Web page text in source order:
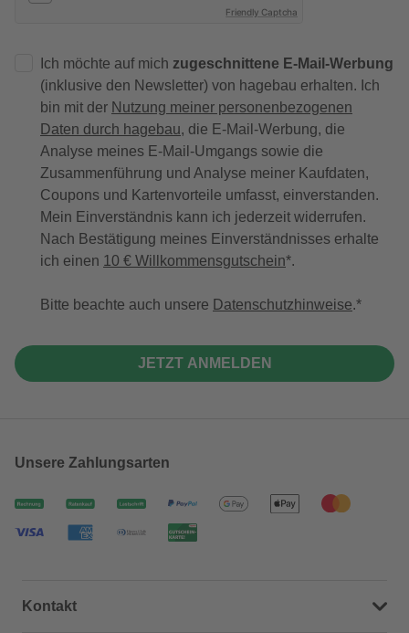
Friendly Captcha
Ich möchte auf mich zugeschnittene E-Mail-Werbung
(inklusive den Newsletter) von hagebau erhalten. Ich
bin mit der Nutzung meiner personenbezogenen
Daten durch hagebau, die E-Mail-Werbung, die
Analyse meines E-Mail-Umgangs sowie die
Zusammenführung und Analyse meiner Kaufdaten,
Coupons und Kartenvorteile umfasst, einverstanden.
Mein Einverständnis kann ich jederzeit widerrufen.
Nach Bestätigung meines Einverständnisses erhalte
ich einen 10 € Willkommensgutschein*.
Bitte beachte auch unsere Datenschutzhinweise.
JETZT ANMELDEN
Unsere Zahlungsarten
Kontakt